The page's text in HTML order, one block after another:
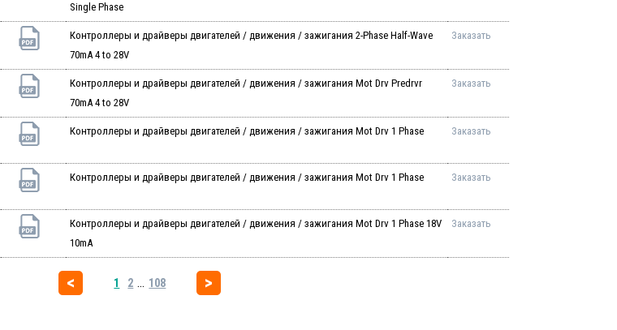
Single Phase
Контроллеры и драйверы двигателей / движения / зажигания 2-Phase Half-Wave
70mA 4 to 28V
Заказать
Контроллеры и драйверы двигателей / движения / зажигания Mot Drv Predrvr
70mA 4 to 28V
Заказать
Контроллеры и драйверы двигателей / движения / зажигания Mot Drv 1 Phase Заказать
Контроллеры и драйверы двигателей / движения / зажигания Mot Drv 1 Phase Заказать
Контроллеры и драйверы двигателей / движения / зажигания Mot Drv 1 Phase 18V
10mA
Заказать
1 2 ... 108